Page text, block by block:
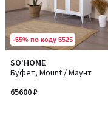
-55% по коду 5525
SO'HOME
Буфет, Mount / Маунт
65600 ₽